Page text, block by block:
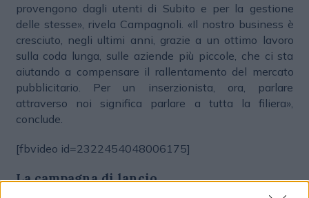
provengono dagli utenti di Subito e per la gestione
delle stesse», rivela Campagnoli. «Il nostro business è
cresciuto, negli ultimi anni, grazie a un ottimo lavoro
sulla coda lunga, sulle aziende più piccole, che ci sta
aiutando a compensare il rallentamento del mercato
pubblicitario. Per un inserzionista, ora, parlare
attraverso noi significa parlare a tutta la filiera»,
conclude.
[fbvideo id=2322454048006175]
La campagna di lancio